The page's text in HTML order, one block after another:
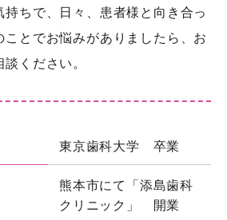
持ちで、日々、患者様と向き合っ
ことでお悩みがありましたら、お
ください。
東京歯科大学 卒業
熊本市にて「添島歯科
クリニック」 開業